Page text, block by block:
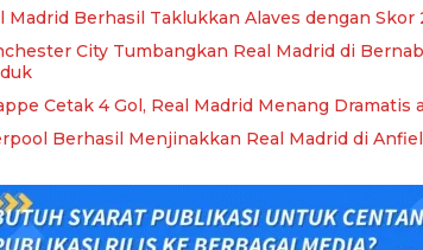
Madrid Berhasil Taklukkan Alaves dengan Skor
City Tumbangkan Real Madrid di
Cetak 4 Gol, Real Madrid Menang Dramatis
Berhasil Menjinakkan Real Madrid di